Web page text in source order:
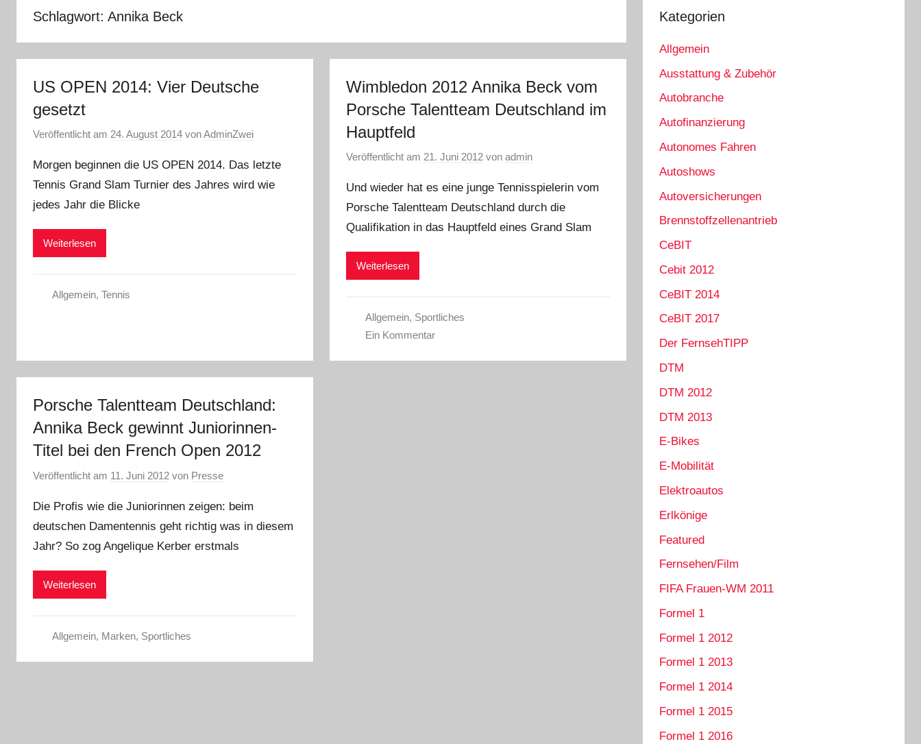
Schlagwort: Annika Beck
US OPEN 2014: Vier Deutsche
gesetzt
Veröffentlicht am 24. August 2014 vonAdminZwei
Morgen beginnen die US OPEN 2014. Das letzte
Tennis Grand Slam Turnier des Jahres wird wie
jedes Jahr die Blicke
Weiterlesen
Allgemein, Tennis
Wimbledon 2012 Annika Beck vom
Porsche Talentteam Deutschland im
Hauptfeld
Veröffentlicht am 21. Juni 2012 vonadmin
Und wieder hat es eine junge Tennisspielerin vom
Porsche Talentteam Deutschland durch die
Qualifikation in das Hauptfeld eines Grand Slam
Weiterlesen
Allgemein, Sportliches
Ein Kommentar
Porsche Talentteam Deutschland:
Annika Beck gewinnt Juniorinnen-
Titel bei den French Open 2012
Veröffentlicht am 11. Juni 2012 von Presse
Die Profis wie die Juniorinnen zeigen: beim
deutschen Damentennis geht richtig was in diesem
Jahr? So zog Angelique Kerber erstmals
Weiterlesen
Allgemein, Marken, Sportliches
Kategorien
Allgemein
Ausstattung & Zubehör
Autobranche
Autofinanzierung
Autonomes Fahren
Autoshows
Autoversicherungen
Brennstoffzellenantrieb
CeBIT
Cebit 2012
CeBIT 2014
CeBIT 2017
Der FernsehTIPP
DTM
DTM 2012
DTM 2013
E-Bikes
E-Mobilität
Elektroautos
Erlkönige
Featured
Fernsehen/Film
FIFA Frauen-WM 2011
Formel 1
Formel 1 2012
Formel 1 2013
Formel 1 2014
Formel 1 2015
Formel 1 2016